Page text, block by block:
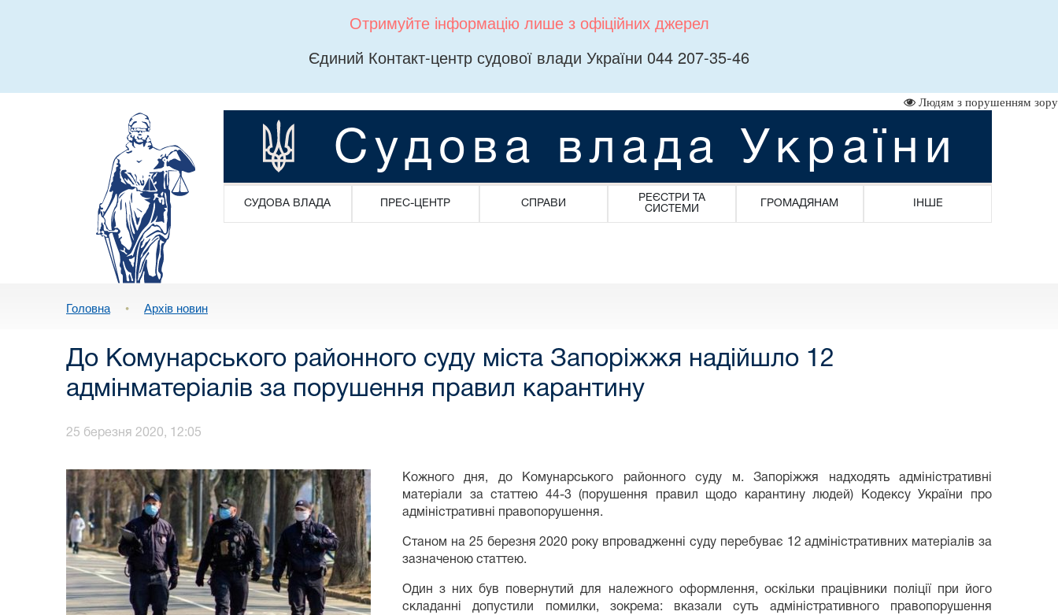
Отримуйте інформацію лише з офіційних джерел
Єдиний Контакт-центр судової влади України 044 207-35-46
Людям з порушенням зору
Судова влада України
СУДОВА ВЛАДА ПРЕС-ЦЕНТР СПРАВИ
РЕЄСТРИ ТА
СИСТЕМИ
ГРОМАДЯНАМ ІНШЕ
Головна • Архів новин
До Комунарського районного суду міста Запоріжжя надійшло 12
адмінматеріалів за порушення правил карантину
25 березня 2020, 12:05
Кожного дня, до Комунарського районного суду м. Запоріжжя надходять адміністративні
матеріали за статтею 44-3 (порушення правил щодо карантину людей) Кодексу України про
адміністративні правопорушення.
Станом на 25 березня 2020 року впровадженні суду перебуває 12 адміністративних матеріалів за
зазначеною статтею.
Один з них був повернутий для належного оформлення, оскільки працівники поліції при його
складанні допустили помилки, зокрема: вказали суть адміністративного правопорушення